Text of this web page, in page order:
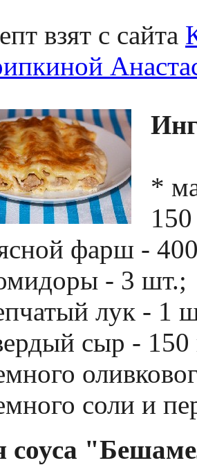
взят с сайта
*
фарш -
- 3 шт.;
лук - 1
сыр - 150
соли и
соуса